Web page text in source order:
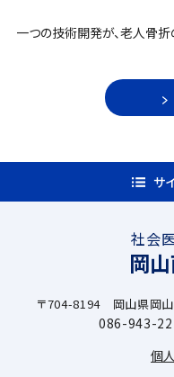
一つの技術開発が、老人骨折
サ
社会
岡
〒704-8194 岡山県岡
086-943-
個